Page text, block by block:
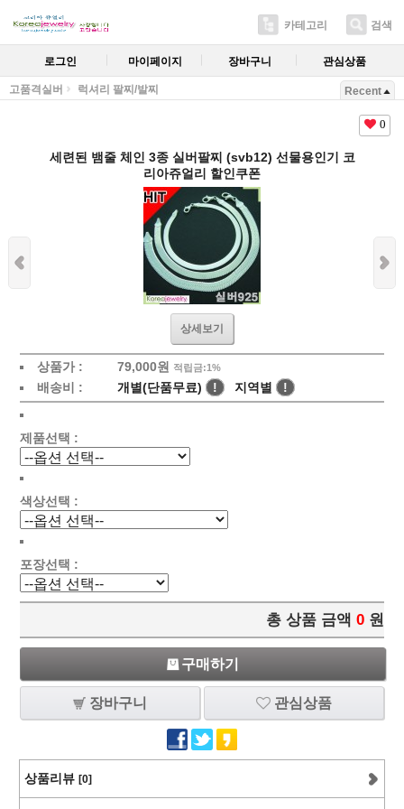
카테고리 검색
로그인 마이페이지 장바구니 관심상품
고품격실버 럭셔리 팔찌/발찌 Recent
0
세련된 뱀줄 체인 3종 실버팔찌 (svb12) 선물용인기 코
리아쥬얼리 할인쿠폰
상세보기
상품가 : 79,000원 적립금:1%
배송비 : 개별(단품무료) ! 지역별 !
제품선택 :
색상선택 :
포장선택 :
총 상품 금액 0 원
구매하기
장바구니 관심상품
상품리뷰 [0]